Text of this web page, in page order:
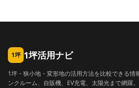
1坪 1坪活用ナビ
1坪・狭小地・変形地の活用方法を比較できる情
ンクルーム、自販機、EV充電、太陽光まで網羅。